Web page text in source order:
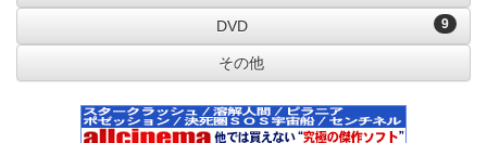
9
DVD
その他